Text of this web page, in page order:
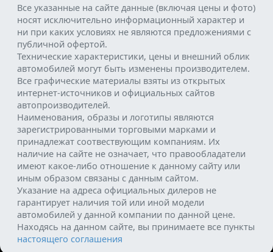
Все указанные на сайте данные (включая цены и фото)
носят исключительно информационный характер и
ни при каких условиях не являются предложениями с
публичной офертой.
Технические характеристики, цены и внешний облик
автомобилей могут быть изменены производителем.
Все графические материалы взяты из открытых
интернет-источников и официальных сайтов
автопроизводителей.
Наименования, образы и логотипы являются
зарегистрированными торговыми марками и
принадлежат соотвествующим компаниям. Их
наличие на сайте не означает, что правообладатели
имеют какое-либо отношение к данному сайту или
иным образом связаны с данным сайтом.
Указание на адреса официальных дилеров не
гарантирует наличия той или иной модели
автомобилей у данной компании по данной цене.
Находясь на данном сайте, вы принимаете все пункты
настоящего соглашения